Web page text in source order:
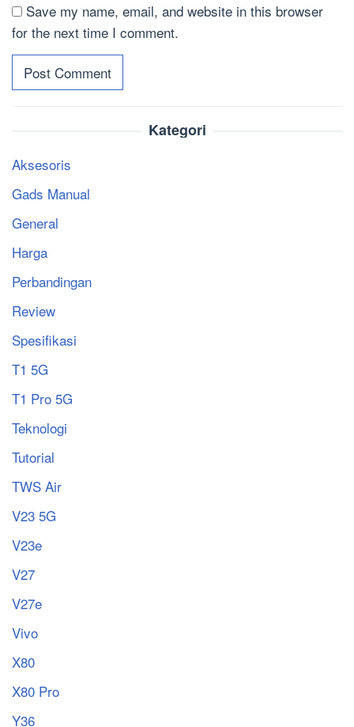
Save my name, email, and website in this browser
for the next time I comment.
Kategori
Aksesoris
Gads Manual
General
Harga
Perbandingan
Review
Spesifikasi
T1 5G
T1 Pro 5G
Teknologi
Tutorial
TWS Air
V23 5G
V23e
V27
V27e
Vivo
X80
X80 Pro
Y36